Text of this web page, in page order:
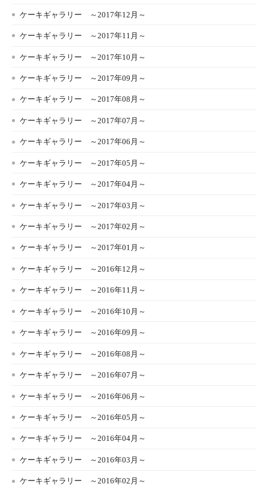
ケーキギャラリー ～2017年12月～
ケーキギャラリー ～2017年11月～
ケーキギャラリー ～2017年10月～
ケーキギャラリー ～2017年09月～
ケーキギャラリー ～2017年08月～
ケーキギャラリー ～2017年07月～
ケーキギャラリー ～2017年06月～
ケーキギャラリー ～2017年05月～
ケーキギャラリー ～2017年04月～
ケーキギャラリー ～2017年03月～
ケーキギャラリー ～2017年02月～
ケーキギャラリー ～2017年01月～
ケーキギャラリー ～2016年12月～
ケーキギャラリー ～2016年11月～
ケーキギャラリー ～2016年10月～
ケーキギャラリー ～2016年09月～
ケーキギャラリー ～2016年08月～
ケーキギャラリー ～2016年07月～
ケーキギャラリー ～2016年06月～
ケーキギャラリー ～2016年05月～
ケーキギャラリー ～2016年04月～
ケーキギャラリー ～2016年03月～
ケーキギャラリー ～2016年02月～